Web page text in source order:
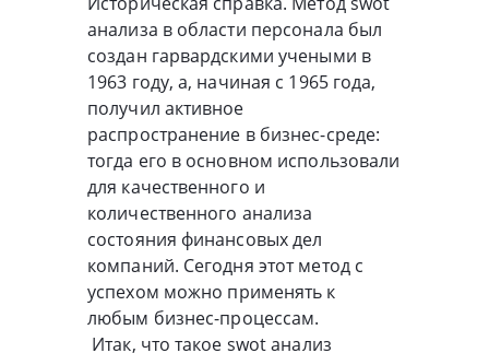
анализа в области персонала был
создан гарвардскими учеными в
1963 году, а, начиная с 1965 года,
получил активное
распространение в бизнес-среде:
тогда его в основном использовали
для качественного и
количественного анализа
состояния финансовых дел
компаний. Сегодня этот метод с
успехом можно применять к
любым бизнес-процессам.
Итак, что такое swot анализ